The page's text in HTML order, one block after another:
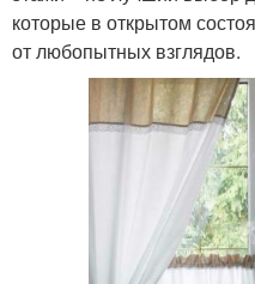
которые в открытом
от любопытных взглядов.